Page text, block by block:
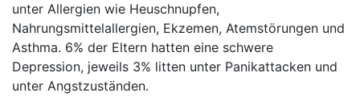
unter Allergien wie Heuschnupfen,
Nahrungsmittelallergien, Ekzemen, Atemstörungen und
Asthma. 6% der Eltern hatten eine schwere
Depression, jeweils 3% litten unter Panikattacken und
unter Angstzuständen.